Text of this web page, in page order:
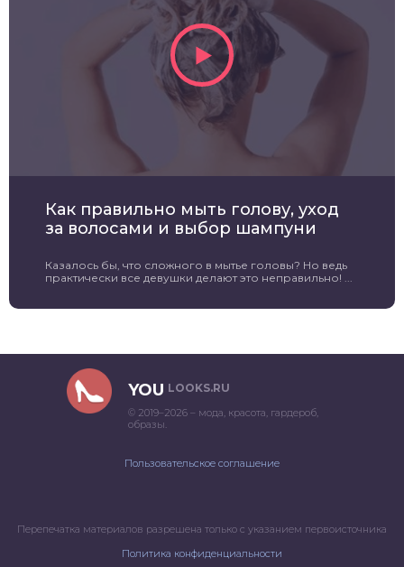
Как правильно мыть голову, уход
за волосами и выбор шампуни
Казалось бы, что сложного в мытье головы? Но ведь
практически все девушки делают это неправильно! ...
YOU LOOKS.RU
© 2019–2026 – мода, красота, гардероб,
образы.
Пользовательское соглашение
Перепечатка материалов разрешена только с указанием первоисточника
Политика конфиденциальности